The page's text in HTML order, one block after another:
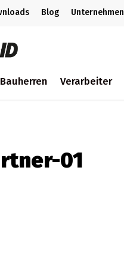
Blog Unternehmen
Bauherren Verarbeiter
01